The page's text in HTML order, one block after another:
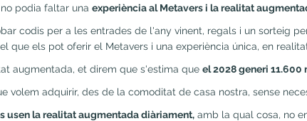
podia faltar una experiència al Metavers i la realitat
codis per a les entrades de l'any vinent, regals i un sorteig
que els pot oferir el Metavers i una experiència única, en
augmentada, et direm que s'estima que el 2028 generi 11.600
volem adquirir, des de la comoditat de casa nostra, sense
usen la realitat augmentada diàriament, amb la qual cosa, no